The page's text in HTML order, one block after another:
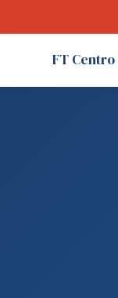
FT Centro